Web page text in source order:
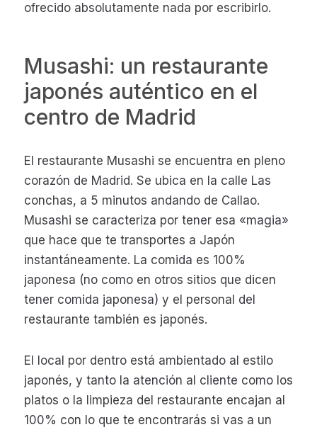
ofrecido absolutamente nada por escribirlo.
Musashi: un restaurante
japonés auténtico en el
centro de Madrid
El restaurante Musashi se encuentra en pleno
corazón de Madrid. Se ubica en la calle Las
conchas, a 5 minutos andando de Callao.
Musashi se caracteriza por tener esa «magia»
que hace que te transportes a Japón
instantáneamente. La comida es 100%
japonesa (no como en otros sitios que dicen
tener comida japonesa) y el personal del
restaurante también es japonés.
El local por dentro está ambientado al estilo
japonés, y tanto la atención al cliente como los
platos o la limpieza del restaurante encajan al
100% con lo que te encontrarás si vas a un